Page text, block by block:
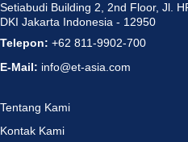
Setiabudi Building 2, 2nd Floor, Jl.
DKI Jakarta Indonesia - 12950
Telepon: +62 811-9902-700
E-Mail: info@et-asia.com
Tentang Kami
Kontak Kami